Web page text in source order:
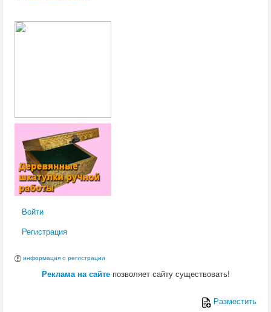
Войти
Регистрация
информация о регистрации
Реклама на сайтепозволяет сайту существовать!
Разместить